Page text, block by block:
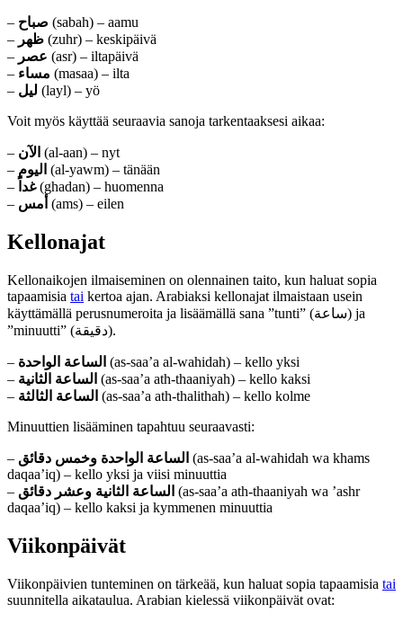
– صباح (sabah) – aamu
– ظهر (zuhr) – keskipäivä
– عصر (asr) – iltapäivä
– مساء (masaa) – ilta
– ليل (layl) – yö
Voit myös käyttää seuraavia sanoja tarkentaaksesi aikaa:
– الآن (al-aan) – nyt
– اليوم (al-yawm) – tänään
– غداً(ghadan) – huomenna
– أمس (ams) – eilen
Kellonajat
Kellonaikojen ilmaiseminen on olennainen taito, kun haluat sopia
tapaamisia tai kertoa ajan. Arabiaksi kellonajat ilmaistaan usein
käyttämällä perusnumeroita ja lisäämällä sana ”tunti” (ساعة) ja
”minuutti” (دقيقة).
– الساعة الواحدة (as-saa’a al-wahidah) – kello yksi
– الساعة الثانية (as-saa’a ath-thaaniyah) – kello kaksi
– الساعة الثالثة (as-saa’a ath-thalithah) – kello kolme
Minuuttien lisääminen tapahtuu seuraavasti:
– الساعة الواحدة وخمس دقائق (as-saa’a al-wahidah wa khams
daqaa’iq) – kello yksi ja viisi minuuttia
– الساعة الثانية وعشر دقائق (as-saa’a ath-thaaniyah wa ’ashr
daqaa’iq) – kello kaksi ja kymmenen minuuttia
Viikonpäivät
Viikonpäivien tunteminen on tärkeää, kun haluat sopia tapaamisia tai
suunnitella aikataulua. Arabian kielessä viikonpäivät ovat: